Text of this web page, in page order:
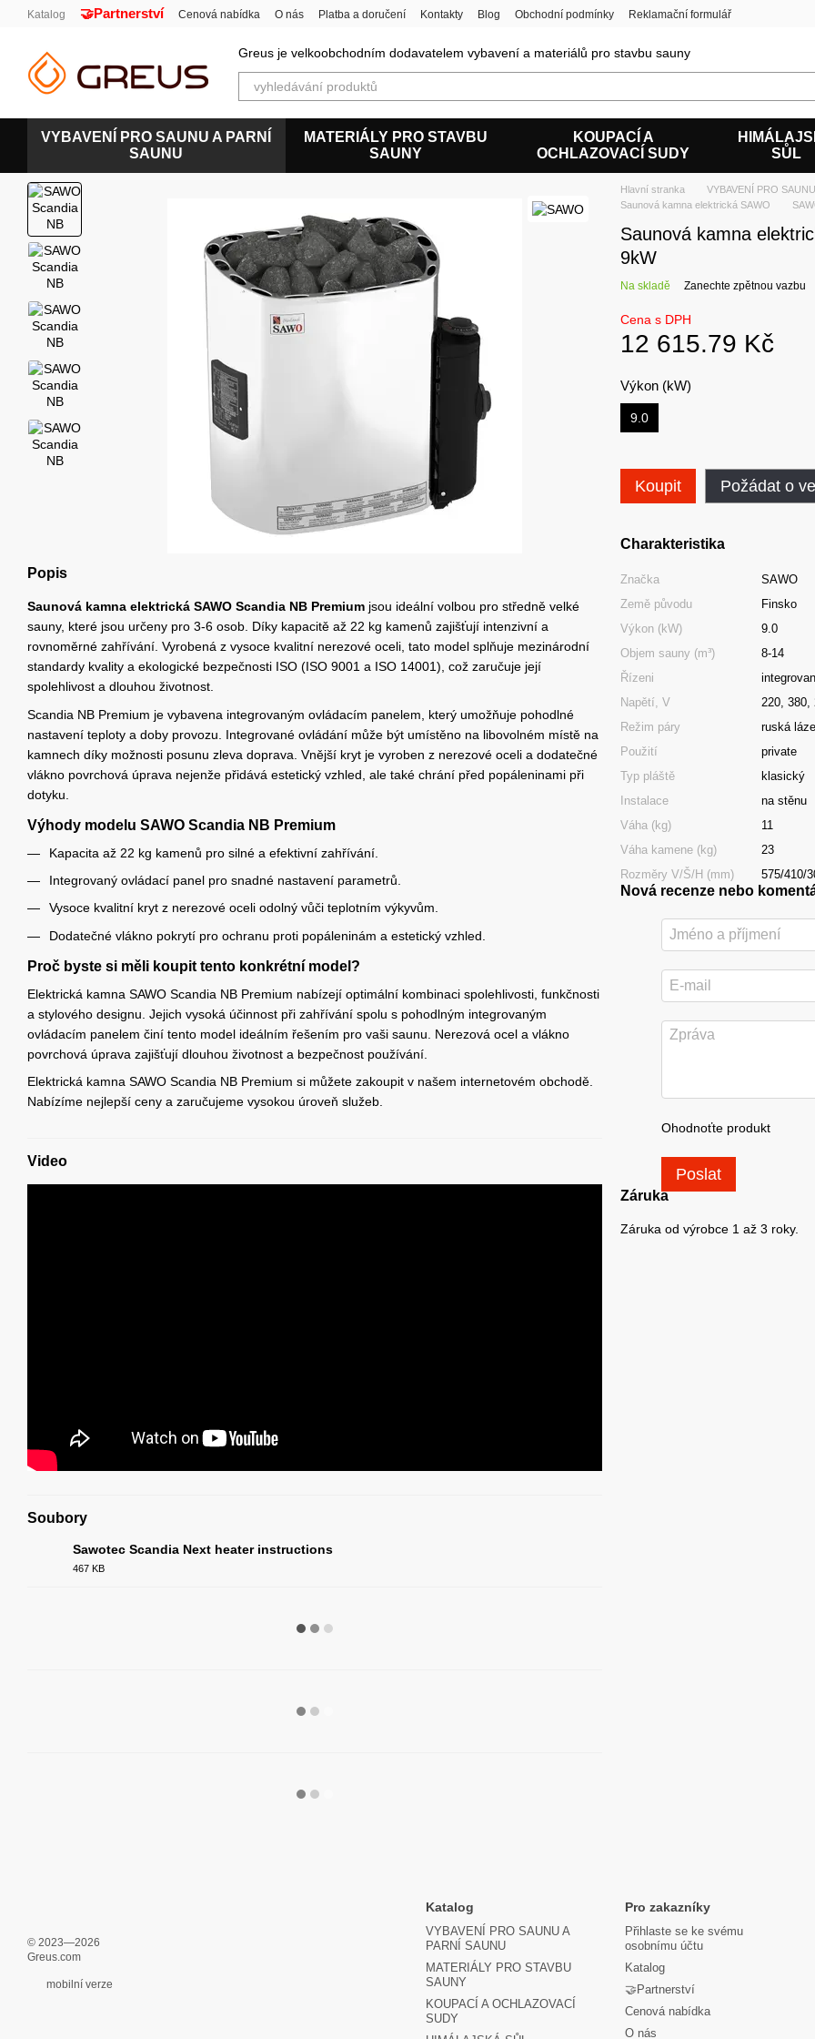
Перейти к основному контенту
Katalog 🤝Partnerství Cenová nabídka O nás Platba a doručení Kontakty Blog Obchodní podmínky
Reklamační formulář
Greus je velkoobchodním dodavatelem vybavení a materiálů pro stavbu sauny
VYBAVENÍ PRO SAUNU A PARNÍ
SAUNU
MATERIÁLY PRO STAVBU
SAUNY
KOUPACÍ A
OCHLAZOVACÍ SUDY
SŮL
Popis
Saunová kamna elektrická SAWO Scandia NB Premium jsou ideální volbou pro středně velké
sauny, které jsou určeny pro 3-6 osob. Díky kapacitě až 22 kg kamenů zajišťují intenzivní a
rovnoměrné zahřívání. Vyrobená z vysoce kvalitní nerezové oceli, tato model splňuje mezinárodní
standardy kvality a ekologické bezpečnosti ISO (ISO 9001 a ISO 14001), což zaručuje její
spolehlivost a dlouhou životnost.
Scandia NB Premium je vybavena integrovaným ovládacím panelem, který umožňuje pohodlné
nastavení teploty a doby provozu. Integrované ovládání může být umístěno na libovolném místě na
kamnech díky možnosti posunu zleva doprava. Vnější kryt je vyroben z nerezové oceli a dodatečné
vlákno povrchová úprava nejenže přidává estetický vzhled, ale také chrání před popáleninami při
dotyku.
Výhody modelu SAWO Scandia NB Premium
Kapacita až 22 kg kamenů pro silné a efektivní zahřívání.
Integrovaný ovládací panel pro snadné nastavení parametrů.
Vysoce kvalitní kryt z nerezové oceli odolný vůči teplotním výkyvům.
Dodatečné vlákno pokrytí pro ochranu proti popáleninám a estetický vzhled.
Proč byste si měli koupit tento konkrétní model?
Elektrická kamna SAWO Scandia NB Premium nabízejí optimální kombinaci spolehlivosti, funkčnosti
a stylového designu. Jejich vysoká účinnost při zahřívání spolu s pohodlným integrovaným
ovládacím panelem činí tento model ideálním řešením pro vaši saunu. Nerezová ocel a vlákno
povrchová úprava zajišťují dlouhou životnost a bezpečnost používání.
Elektrická kamna SAWO Scandia NB Premium si můžete zakoupit v našem internetovém obchodě.
Nabízíme nejlepší ceny a zaručujeme vysokou úroveň služeb.
Video
Soubory
Sawotec Scandia Next heater instructions
467 KB
Hlavní stranka VYBAVENÍ PRO
Saunová kamna elektrická SAWO
Saunová kamna
9kW
Na skladě Zanechte zpětnou vazbu
Cena s DPH
12 615.79 Kč
Výkon (kW)
9.0
Koupit Požádat o
Charakteristika
Značka
SAWO
Země původu
Finsko
Výkon (kW)
9.0
Objem sauny (m³)
8-14
Řízeni
Napětí, V
220, 380,
Režim páry
ruská
Použití
private
Typ pláště
klasický
Instalace
na stěnu
Váha (kg)
11
Váha kamene (kg)
23
Rozměry V/Š/H (mm)
575/410/
Nová recenze nebo
Ohodnoťte produkt
Poslat
Záruka
Záruka od výrobce 1 až 3 roky.
© 2023—2026
Greus.com
mobilní verze
Katalog
VYBAVENÍ PRO SAUNU A
PARNÍ SAUNU
MATERIÁLY PRO STAVBU
SAUNY
KOUPACÍ A OCHLAZOVACÍ
SUDY
Pro zakazníky
Přihlaste se ke svému
osobnímu účtu
Katalog
🤝Partnerství
Cenová nabídka
O nás